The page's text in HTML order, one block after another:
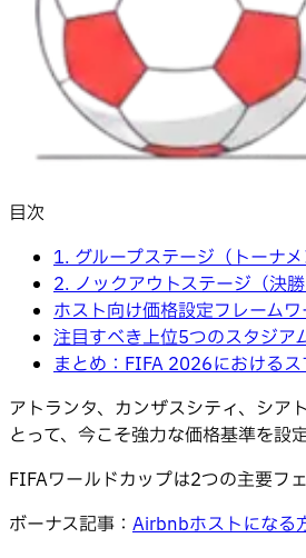
目次
1. グループステージ（トーナ
2. ノックアウトステージ（決
ホスト向け価格設定フレーム
注目すべき上位5つのスタジア
まとめ：FIFA 2026における
アトランタ、カンザスシティ、シア
とって、今こそ強力な価格基準を設
FIFAワールドカップは2つの主要フ
ボーナス記事： Airbnbホストになる